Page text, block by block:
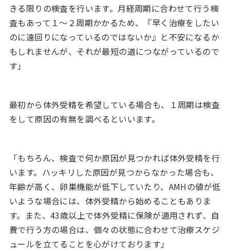
きる限りの検査を行います。月経周期に合わせて行う検
査もあって１〜２周期かかるため、『早く治療をしたい
のに遠回りになっているのではないか』と不安になるか
もしれませんが、それが最短の道につながっているので
す」
最初から体外受精を希望している場合も、１周期は検査
をして原因の有無を調べるといいます。
「もちろん、検査で何か原因が見つかれば体外受精を行
います。ハッキリした原因が見つからなかった場合も、
年齢が高く、卵巣機能が低下していたり、AMHの値が低
いような場合には、体外受精から始めることもありま
す。また、43歳以上で体外受精に保険が適用されず、自
費で行う方の場合は、個々の状態に合わせて治療スケジ
ュールを立てることを心がけております」